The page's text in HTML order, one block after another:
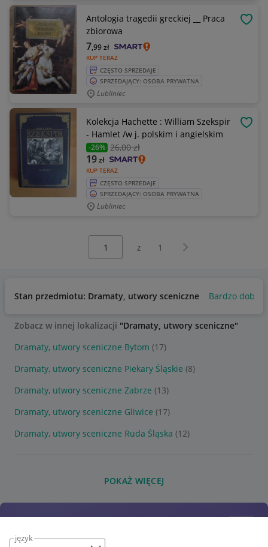
język
Antologia tragedii greckiej __ Praca
zbiorowa
KUP TERAZ
7,99zł
CZĘSTO SPRZEDAJE
SPRZEDAJĄCY: OSOBA PRYWATNA
Lubliniec
Kolekcja Hachette : William Szekspir
- Hamlet /w j. polskim i angielskim
-26% 26,00 zł
KUP TERAZ
19zł
CZĘSTO SPRZEDAJE
SPRZEDAJĄCY: OSOBA PRYWATNA
Lubliniec
z 1 Następna strona
Stan przedmiotu: Dramaty, utwory sceniczne Bardzo dobry
Zobacz w innej lokalizacji "Dramaty, utwory sceniczne"
Dramaty, utwory sceniczne Bytom (17)
Dramaty, utwory sceniczne Piekary Śląskie (8)
Dramaty, utwory sceniczne Zabrze (13)
Dramaty, utwory sceniczne Gliwice (17)
Dramaty, utwory sceniczne Ruda Śląska (12)
POKAŻ WIĘCEJ